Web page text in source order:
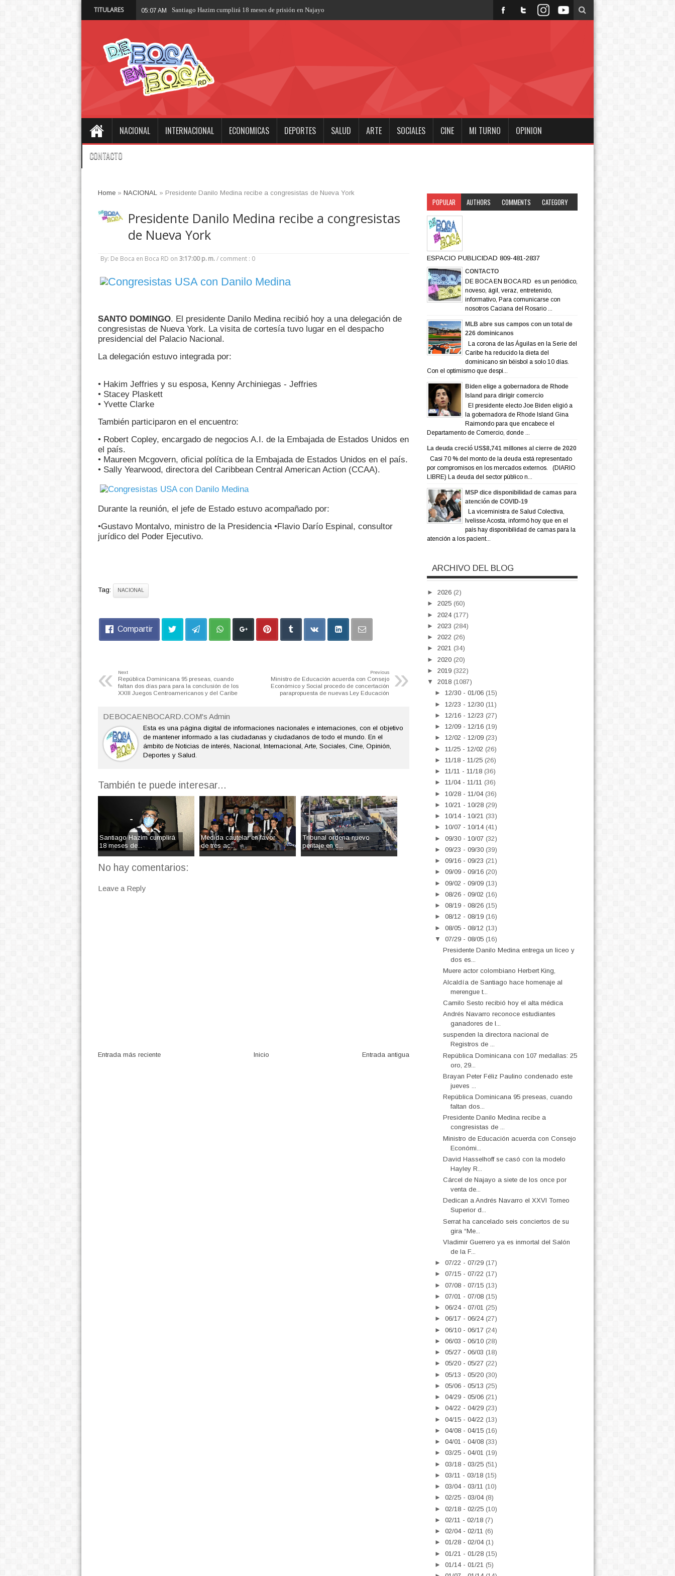
TITULARES 05:07 AM Santiago Hazim cumplirá 18 meses de prisión en Najayo
NACIONAL INTERNACIONAL ECONOMICAS DEPORTES SALUD ARTE SOCIALES CINE MI TURNO OPINION
CONTACTO
Home» NACIONAL» Presidente Danilo Medina recibe a congresistas de Nueva York
Presidente Danilo Medina recibe a congresistas
de Nueva York
By: De Boca en Boca RD on 3:17:00 p. m. / comment : 0
SANTO DOMINGO. El presidente Danilo Medina recibió hoy a una delegación de
congresistas de Nueva York. La visita de cortesía tuvo lugar en el despacho
presidencial del Palacio Nacional.
La delegación estuvo integrada por:
• Hakim Jeffries y su esposa, Kenny Archiniegas - Jeffries
• Stacey Plaskett
• Yvette Clarke
También participaron en el encuentro:
• Robert Copley, encargado de negocios A.I. de la Embajada de Estados Unidos en
el país.
• Maureen Mcgovern, oficial política de la Embajada de Estados Unidos en el país.
• Sally Yearwood, directora del Caribbean Central American Action (CCAA).
Durante la reunión, el jefe de Estado estuvo acompañado por:
•Gustavo Montalvo, ministro de la Presidencia •Flavio Darío Espinal, consultor
jurídico del Poder Ejecutivo.
Tag: NACIONAL
Compartir
« Next
República Dominicana 95 preseas, cuando
faltan dos días para para la conclusión de los
XXIII Juegos Centroamericanos y del Caribe
»
Previous
Ministro de Educación acuerda con Consejo
Económico y Social procedo de concertación
parapropuesta de nuevas Ley Educación
DEBOCAENBOCARD.COM's Admin
Esta es una página digital de informaciones nacionales e internaciones, con el objetivo
de mantener informado a las ciudadanas y ciudadanos de todo el mundo. En el
ámbito de Noticias de interés, Nacional, Internacional, Arte, Sociales, Cine, Opinión,
Deportes y Salud.
También te puede interesar...
Santiago Hazim cumplirá
18 meses de...
Medida cautelar en favor
de tres ac...
Tribunal ordena nuevo
peritaje en c...
No hay comentarios:
Leave a Reply
Entrada más reciente Entrada antigua
Inicio
POPULAR AUTHORS COMMENTS CATEGORY
ESPACIO PUBLICIDAD 809-481-2837
CONTACTO
DE BOCA EN BOCA RD es un periódico,
noveso, ágil, veraz, entretenido,
informativo, Para comunicarse con
nosotros Caciana del Rosario ...
MLB abre sus campos con un total de
226 dominicanos
La corona de las Águilas en la Serie del
Caribe ha reducido la dieta del
dominicano sin béisbol a solo 10 días.
Con el optimismo que despi...
Biden elige a gobernadora de Rhode
Island para dirigir comercio
El presidente electo Joe Biden eligió a
la gobernadora de Rhode Island Gina
Raimondo para que encabece el
Departamento de Comercio, donde ...
La deuda creció US$8,741 millones al cierre de 2020
Casi 70 % del monto de la deuda está representado
por compromisos en los mercados externos. (DIARIO
LIBRE) La deuda del sector público n...
MSP dice disponibilidad de camas para
atención de COVID-19
La viceministra de Salud Colectiva,
Ivelisse Acosta, informó hoy que en el
país hay disponibilidad de camas para la
atención a los pacient...
ARCHIVO DEL BLOG
► 2026 (2)
► 2025 (60)
► 2024 (177)
► 2023 (284)
► 2022 (26)
► 2021 (34)
► 2020 (20)
► 2019 (322)
▼ 2018 (1087)
►12/30 - 01/06 (15)
► 12/23 - 12/30 (11)
► 12/16 - 12/23 (27)
►12/09 - 12/16 (19)
►12/02 - 12/09 (23)
► 11/25 - 12/02 (26)
► 11/18 - 11/25 (26)
►11/11 - 11/18 (36)
►11/04 - 11/11 (36)
► 10/28 - 11/04 (36)
► 10/21 - 10/28 (29)
►10/14 - 10/21 (33)
►10/07 - 10/14 (41)
►09/30 - 10/07 (32)
►09/23 - 09/30 (39)
►09/16 - 09/23 (21)
►09/09 - 09/16 (20)
►09/02 - 09/09 (13)
►08/26 - 09/02 (16)
►08/19 - 08/26 (15)
►08/12 - 08/19 (16)
►08/05 - 08/12 (13)
▼07/29 - 08/05 (16)
Presidente Danilo Medina entrega un liceo y
dos es...
Muere actor colombiano Herbert King,
Alcaldía de Santiago hace homenaje al
merengue t...
Camilo Sesto recibió hoy el alta médica
Andrés Navarro reconoce estudiantes
ganadores de l...
suspenden la directora nacional de
Registros de ...
República Dominicana con 107 medallas: 25
oro, 29...
Brayan Peter Féliz Paulino condenado este
jueves ...
República Dominicana 95 preseas, cuando
faltan dos...
Presidente Danilo Medina recibe a
congresistas de ...
Ministro de Educación acuerda con Consejo
Económi...
David Hasselhoff se casó con la modelo
Hayley R...
Cárcel de Najayo a siete de los once por
venta de...
Dedican a Andrés Navarro el XXVI Torneo
Superior d...
Serrat ha cancelado seis conciertos de su
gira “Me...
Vladimir Guerrero ya es inmortal del Salón
de la F...
►07/22 - 07/29 (17)
►07/15 - 07/22 (17)
►07/08 - 07/15 (13)
►07/01 - 07/08 (15)
►06/24 - 07/01 (25)
►06/17 - 06/24 (27)
►06/10 - 06/17 (24)
►06/03 - 06/10 (28)
►05/27 - 06/03 (18)
►05/20 - 05/27 (22)
►05/13 - 05/20 (30)
►05/06 - 05/13 (25)
►04/29 - 05/06 (21)
►04/22 - 04/29 (23)
►04/15 - 04/22 (13)
►04/08 - 04/15 (16)
►04/01 - 04/08 (33)
►03/25 - 04/01 (19)
►03/18 - 03/25 (51)
►03/11 - 03/18 (15)
►03/04 - 03/11 (10)
►02/25 - 03/04 (8)
►02/18 - 02/25 (10)
►02/11 - 02/18 (7)
►02/04 - 02/11 (6)
►01/28 - 02/04 (1)
►01/21 - 01/28 (15)
►01/14 - 01/21 (5)